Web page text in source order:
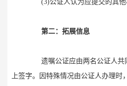
(3)公证人认为应提交的其他
第二：拓展信息
遗嘱公证应由两名公证人共同
上签字。因特殊情况由公证人办理